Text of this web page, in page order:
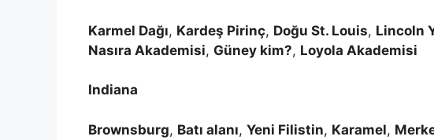
Karmel Dağı, Kardeş Pirinç, Doğu St. Louis, Lincoln
Nasıra Akademisi, Güney kim?, Loyola Akademisi
Indiana
Brownsburg, Batı alanı, Yeni Filistin, Karamel,